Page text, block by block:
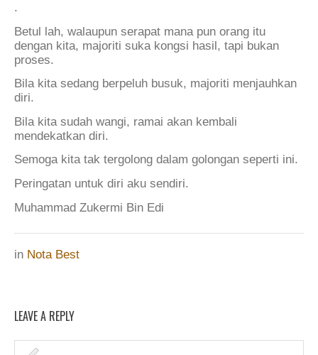
.
Betul lah, walaupun serapat mana pun orang itu
dengan kita, majoriti suka kongsi hasil, tapi bukan
proses.
Bila kita sedang berpeluh busuk, majoriti menjauhkan
diri.
Bila kita sudah wangi, ramai akan kembali
mendekatkan diri.
Semoga kita tak tergolong dalam golongan seperti ini.
Peringatan untuk diri aku sendiri.
Muhammad Zukermi Bin Edi
in Nota Best
LEAVE A REPLY